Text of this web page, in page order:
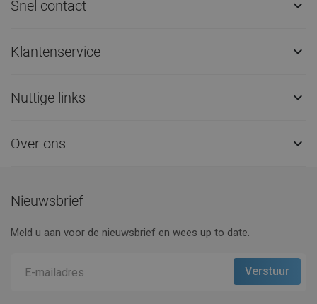
Snel contact 
Klantenservice 
Nuttige links 
Over ons 
Nieuwsbrief
Meld u aan voor de nieuwsbrief en wees up to date.